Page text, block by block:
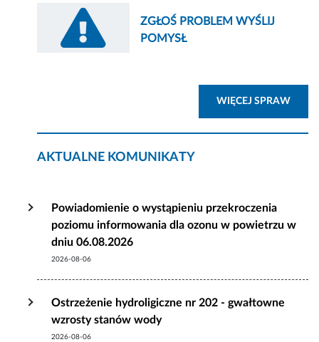
ZGŁOŚ PROBLEM WYŚLIJ
POMYSŁ
WIĘCEJ SPRAW
AKTUALNE KOMUNIKATY
Powiadomienie o wystąpieniu przekroczenia
poziomu informowania dla ozonu w powietrzu w
dniu 06.08.2026
2026-08-06
Ostrzeżenie hydroligiczne nr 202 - gwałtowne
wzrosty stanów wody
2026-08-06